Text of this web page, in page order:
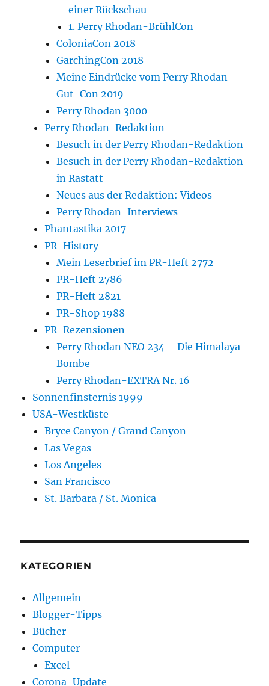
einer Rückschau
1. Perry Rhodan-BrühlCon
ColoniaCon 2018
GarchingCon 2018
Meine Eindrücke vom Perry Rhodan
Gut-Con 2019
Perry Rhodan 3000
Perry Rhodan-Redaktion
Besuch in der Perry Rhodan-Redaktion
Besuch in der Perry Rhodan-Redaktion
in Rastatt
Neues aus der Redaktion: Videos
Perry Rhodan-Interviews
Phantastika 2017
PR-History
Mein Leserbrief im PR-Heft 2772
PR-Heft 2786
PR-Heft 2821
PR-Shop 1988
PR-Rezensionen
Perry Rhodan NEO 234 – Die Himalaya-
Bombe
Perry Rhodan-EXTRA Nr. 16
Sonnenfinsternis 1999
USA-Westküste
Bryce Canyon / Grand Canyon
Las Vegas
Los Angeles
San Francisco
St. Barbara / St. Monica
KATEGORIEN
Allgemein
Blogger-Tipps
Bücher
Computer
Excel
Corona-Update